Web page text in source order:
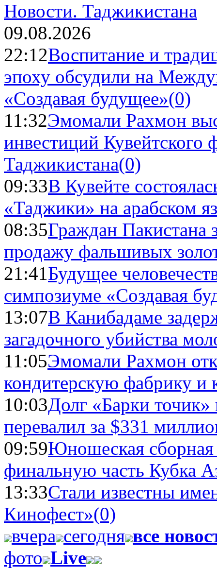
Новости. Таджикистана
09.08.2026
22:12Воспитание и
эпоху обсудили на
«Создавая будущее»(0)
11:32Эмомали Рахмон
инвестиций Кувейтского
Таджикистана(0)
09:33В Кувейте
«Таджики» на арабском
08:35Граждан Пакистана
продажу фальшивых
21:41Будущее
симпозиуме «Создавая
13:07В Канибадаме
загадочного убийства
11:05Эмомали Рахмон
кондитерскую фабрику и
10:03Долг «Барки
перевалил за $331
09:59Юношеская
финальную часть Кубка
13:33Стали известны
Кинофест»(0)
вчера сегодня все
фото Live